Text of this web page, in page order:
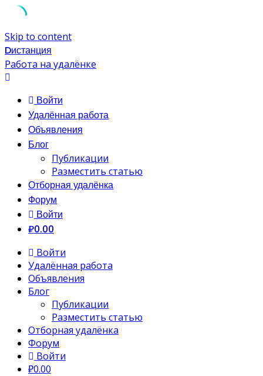
Skip to content
Dистанция
Работа на удалёнке
Войти
Удалённая работа
Объявления
Блог
Публикации
Разместить статью
Отборная удалёнка
Форум
Войти
₽0.00
Войти
Удалённая работа
Объявления
Блог
Публикации
Разместить статью
Отборная удалёнка
Форум
Войти
₽0.00